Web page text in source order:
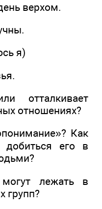
верхом.
я)
отталкивает
отношениях?
Как
добиться его в
лежать в
групп?